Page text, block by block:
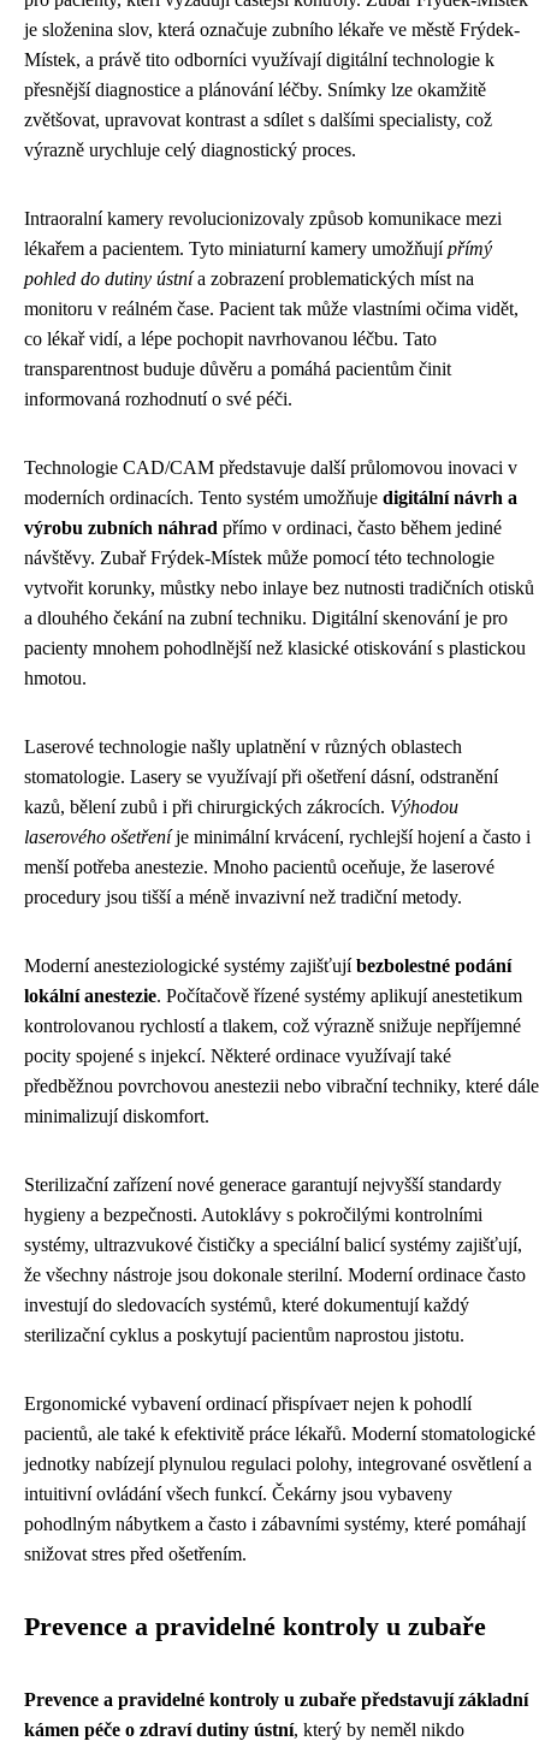
je složenina slov, která označuje zubního lékaře ve městě Frýdek-
Místek, a právě tito odborníci využívají digitální technologie k
přesnější diagnostice a plánování léčby. Snímky lze okamžitě
zvětšovat, upravovat kontrast a sdílet s dalšími specialisty, což
výrazně urychluje celý diagnostický proces.
Intraoralní kamery revolucionizovaly způsob komunikace mezi
lékařem a pacientem. Tyto miniaturní kamery umožňujípřímý
pohled do dutiny ústnía zobrazení problematických míst na
monitoru v reálném čase. Pacient tak může vlastními očima vidět,
co lékař vidí, a lépe pochopit navrhovanou léčbu. Tato
transparentnost buduje důvěru a pomáhá pacientům činit
informovaná rozhodnutí o své péči.
Technologie CAD/CAM představuje další průlomovou inovaci v
moderních ordinacích. Tento systém umožňuje digitální návrh a
výrobu zubních náhrad přímo v ordinaci, často během jediné
návštěvy. Zubař Frýdek-Místek může pomocí této technologie
vytvořit korunky, můstky nebo inlaye bez nutnosti tradičních otisků
a dlouhého čekání na zubní techniku. Digitální skenování je pro
pacienty mnohem pohodlnější než klasické otiskování s plastickou
hmotou.
Laserové technologie našly uplatnění v různých oblastech
stomatologie. Lasery se využívají při ošetření dásní, odstranění
kazů, bělení zubů i při chirurgických zákrocích. Výhodou
laserového ošetřeníje minimální krvácení, rychlejší hojení a často i
menší potřeba anestezie. Mnoho pacientů oceňuje, že laserové
procedury jsou tišší a méně invazivní než tradiční metody.
Moderní anesteziologické systémy zajišťujíbezbolestné podání
lokální anestezie. Počítačově řízené systémy aplikují anestetikum
kontrolovanou rychlostí a tlakem, což výrazně snižuje nepříjemné
pocity spojené s injekcí. Některé ordinace využívají také
předběžnou povrchovou anestezii nebo vibrační techniky, které dále
minimalizují diskomfort.
Sterilizační zařízení nové generace garantují nejvyšší standardy
hygieny a bezpečnosti. Autoklávy s pokročilými kontrolními
systémy, ultrazvukové čističky a speciální balicí systémy zajišťují,
že všechny nástroje jsou dokonale sterilní. Moderní ordinace často
investují do sledovacích systémů, které dokumentují každý
sterilizační cyklus a poskytují pacientům naprostou jistotu.
Ergonomické vybavení ordinací přispívает nejen k pohodlí
pacientů, ale také k efektivitě práce lékařů. Moderní stomatologické
jednotky nabízejí plynulou regulaci polohy, integrované osvětlení a
intuitivní ovládání všech funkcí. Čekárny jsou vybaveny
pohodlným nábytkem a často i zábavními systémy, které pomáhají
snižovat stres před ošetřením.
Prevence a pravidelné kontroly u zubaře
Prevence a pravidelné kontroly u zubaře představují základní
kámen péče o zdraví dutiny ústní, který by neměl nikdo